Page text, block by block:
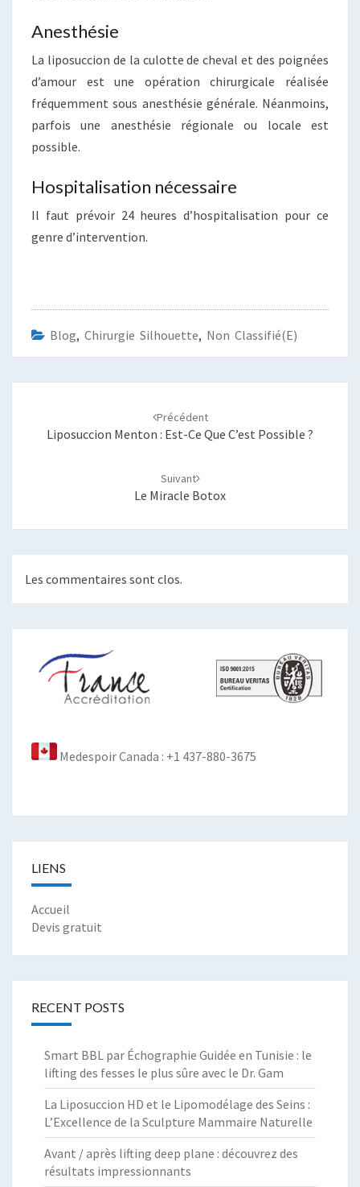
Anesthésie
La liposuccion de la culotte de cheval et des poignées
d’amour est une opération chirurgicale réalisée
fréquemment sous anesthésie générale. Néanmoins,
parfois une anesthésie régionale ou locale est
possible.
Hospitalisation nécessaire
Il faut prévoir 24 heures d’hospitalisation pour ce
genre d’intervention.
Blog, Chirurgie Silhouette, Non Classifié(e)
Précédent
Liposuccion Menton : Est-Ce Que C’est Possible ?
Suivant
Le Miracle Botox
Les commentaires sont clos.
Medespoir Canada : +1 437-880-3675
LIENS
Accueil
Devis gratuit
RECENT POSTS
Smart BBL par Échographie Guidée en Tunisie : le
lifting des fesses le plus sûre avec le Dr. Gam
La Liposuccion HD et le Lipomodélage des Seins :
L’Excellence de la Sculpture Mammaire Naturelle
Avant / après lifting deep plane : découvrez des
résultats impressionnants